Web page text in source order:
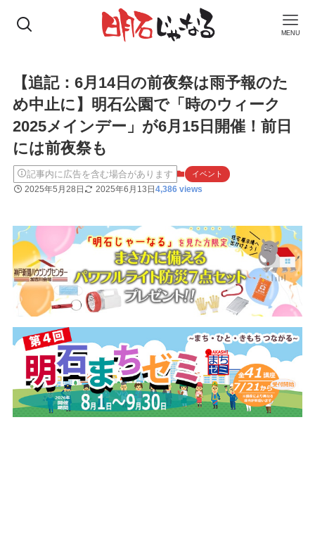
MENU
【追記：6月14日の前夜祭は雨予報のた
め中止に】明石公園で「時のウィーク
2025メインデー」が6月15日開催！前日
には前夜祭も
記事内に広告を含む場合があります イベント
2025年5月28日 2025年6月13日4,386 views